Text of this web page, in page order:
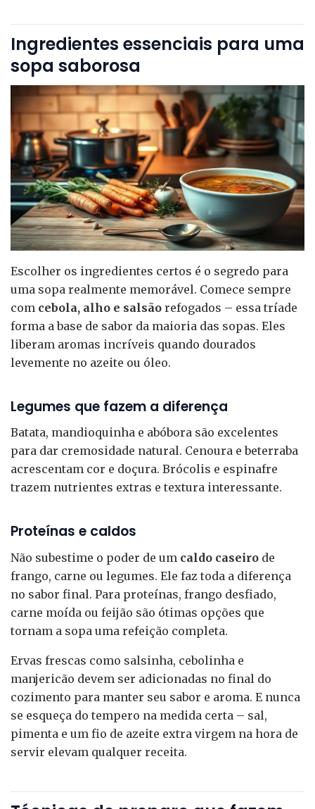
Ingredientes essenciais para uma
sopa saborosa
Escolher os ingredientes certos é o segredo para
uma sopa realmente memorável. Comece sempre
com cebola, alho e salsão refogados – essa tríade
forma a base de sabor da maioria das sopas. Eles
liberam aromas incríveis quando dourados
levemente no azeite ou óleo.
Legumes que fazem a diferença
Batata, mandioquinha e abóbora são excelentes
para dar cremosidade natural. Cenoura e beterraba
acrescentam cor e doçura. Brócolis e espinafre
trazem nutrientes extras e textura interessante.
Proteínas e caldos
Não subestime o poder de um caldo caseiro de
frango, carne ou legumes. Ele faz toda a diferença
no sabor final. Para proteínas, frango desfiado,
carne moída ou feijão são ótimas opções que
tornam a sopa uma refeição completa.
Ervas frescas como salsinha, cebolinha e
manjericão devem ser adicionadas no final do
cozimento para manter seu sabor e aroma. E nunca
se esqueça do tempero na medida certa – sal,
pimenta e um fio de azeite extra virgem na hora de
servir elevam qualquer receita.